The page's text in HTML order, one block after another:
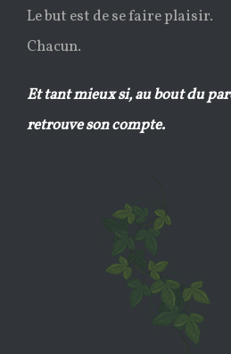
Le but est de se faire plaisir.
Chacun.
Et tant mieux si, au bout du
retrouve son compte.